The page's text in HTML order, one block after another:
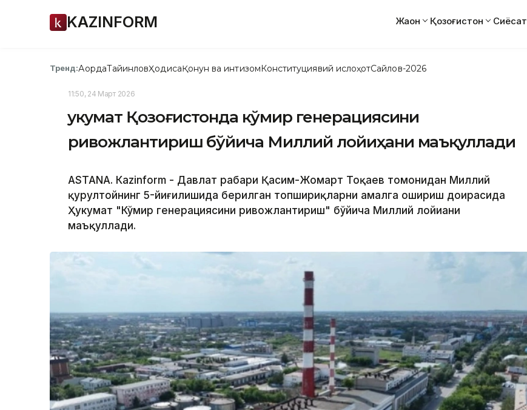
KAZINFORM Жаҳон Қозоғистон Сиёсат
Тренд:АқордаТайинловҲодисаҚонун ва интизомКонституциявий ислоҳотСайлов-2026
11:50, 24 Март 2026
Ҳукумат Қозоғистонда кўмир генерациясини
ривожлантириш бўйича Миллий лойиҳани маъқуллади
ASTANА. Кazinform - Давлат раҳбари Қасим-Жомарт Тоқаев томонидан Миллий
қурултойнинг 5-йиғилишида берилган топшириқларни амалга ошириш доирасида
Ҳукумат "Кўмир генерациясини ривожлантириш" бўйича Миллий лойиҳани
маъқуллади.